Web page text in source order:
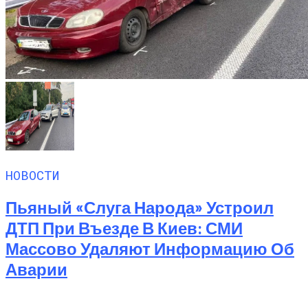
НОВОСТИ
Пьяный «слуга Народа» Устроил
ДТП При Въезде В Киев: СМИ
Массово Удаляют Информацию Об
Аварии